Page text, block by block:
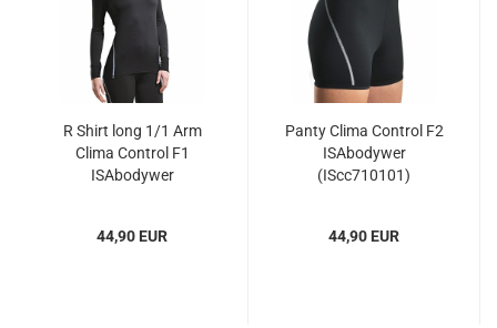
R Shirt long 1/1 Arm
Clima Control F1
ISAbodywer
44,90 EUR
Panty Clima Control F2
ISAbodywer
(IScc710101)
44,90 EUR